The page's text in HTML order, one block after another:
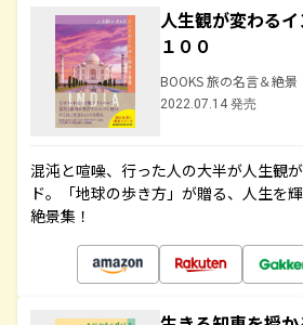
人生観が変わる
１００
BOOKS 旅の名言＆絶景
2022.07.14 発売
混沌と喧噪、行った人の大半が人生観
ド。「地球の歩き方」が贈る、人生を
絶景集！